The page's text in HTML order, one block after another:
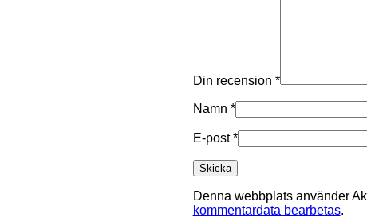
Din recension *
Namn *
E-post*
Denna webbplats använder
kommentardata bearbetas.